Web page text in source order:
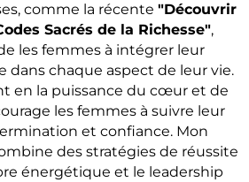
comme la récente "Découvrir
Sacrés de la Richesse",
les femmes à intégrer leur
dans chaque aspect de leur vie.
en la puissance du cœur et de
les femmes à suivre leur
et confiance. Mon
des stratégies de réussite
énergétique et le leadership